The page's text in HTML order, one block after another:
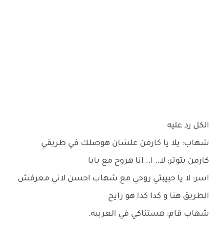
الكل رد عليه
شهاب: يلا يا كارمن علشان هوصلك في طريقي
كارمن بتوتر: لا.. ا.. انا هروح مع بابا
اسر: لا يا حبيبتي روحي مع شهاب احسن لاني معرفش
الطريق هنا و كدا كدا هو رايح
شهاب قام: هستناكي في العربيه.